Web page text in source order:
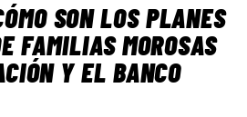
SON LOS PLANES
FAMILIAS MOROSAS
Y EL BANCO